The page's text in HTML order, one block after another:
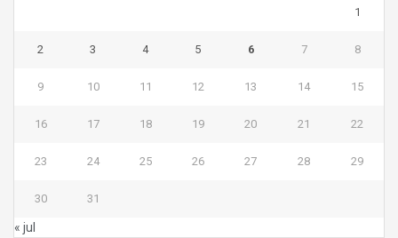
1
2 3 4 5 6 7 8
9 10 11 12 13 14 15
16 17 18 19 20 21 22
23 24 25 26 27 28 29
30 31
« jul